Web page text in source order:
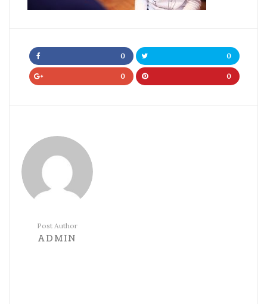
0 0
0 0
Post Author
ADMIN